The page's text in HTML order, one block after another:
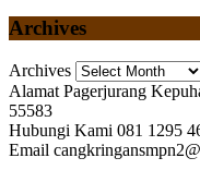
Archives
Archives
Alamat Pagerjurang
55583
Hubungi Kami 081 1295
Email